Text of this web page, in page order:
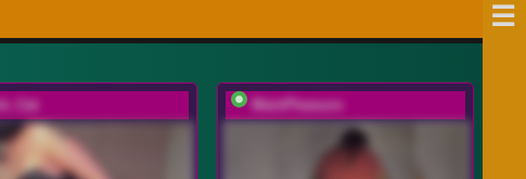
MainPleasure